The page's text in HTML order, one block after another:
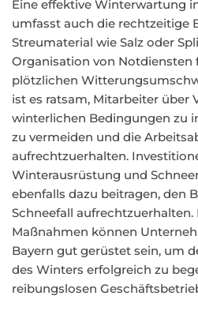
Eine effektive Winterwartung
umfasst auch die rechtzeitige
Streumaterial wie Salz oder
Organisation von Notdiensten
plötzlichen
ist es ratsam, Mitarbeiter über
winterlichen Bedingungen zu
zu vermeiden und die
aufrechtzuerhalten.
Winterausrüstung und
ebenfalls dazu beitragen, den
Schneefall aufrechtzuerhalten.
Maßnahmen können
Bayern gut gerüstet sein, um
des Winters erfolgreich zu
reibungslosen